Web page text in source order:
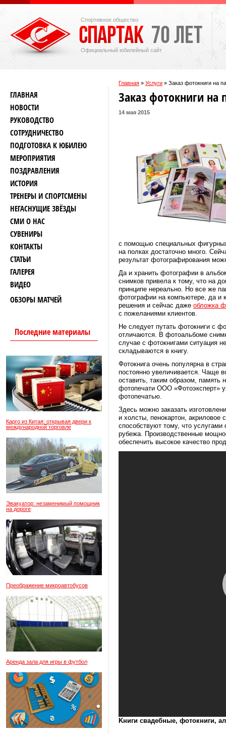
Спортивное общество
Официальный юбилейный сайт
Главная » Услуги » Заказ фотокниги на
ГЛАВНАЯ
НОВОСТИ
РУКОВОДСТВО
СОТРУДНИЧЕСТВО
ПОДГОТОВКА К ЮБИЛЕЮ
МЕРОПРИЯТИЯ
ПОЗДРАВЛЕНИЯ
ИСТОРИЯ
ТРЕНЕРЫ И СПОРТСМЕНЫ
НЕГАСНУЩИЕ ЗВЁЗДЫ
СМИ О НАС
СУВЕНИРЫ
КОНТАКТЫ
СТАТЬИ
ГАЛЕРЕЯ
ВИДЕО
ОБЗОРЫ МАТЧЕЙ
Последние материалы
Карго из Китая: открывая двери к
международной торговле
Эвакуатор: незаменимый помощник
на дороге
Преображение микроавтобусов
Аренда зала для игры в футбол
Заказ фотокниги на
14 мая 2015
с помощью специальных
на полках достаточно много.
результат фотографирования
Да и хранить фотографии в
снимков привела к тому, что на
принципе нереально. Но все же
фотографии на компьютере, да и
решения и сейчас даже обложка
с пожеланиями клиентов.
Не следует путать фотокниги с
отличаются. В фотоальбоме
случае с фотокнигами ситуация
складываются в книгу.
Фотокнига очень популярна в
постоянно увеличивается. Чаще
оставить, таким образом, память
фотопечати ООО «Фотоэксперт»
фотопечатью.
Здесь можно заказать
и холсты, пенокартон, акриловое
способствуют тому, что
рубежа. Производственные
обеспечить высокое качество
Kниги свадебные, фотокниги,